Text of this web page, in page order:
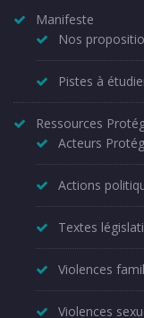
Manifeste
Nos
Pistes à
Ressources
Acteurs
Actions
Textes
Violences
Violences